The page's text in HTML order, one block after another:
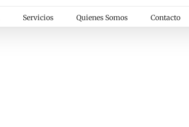
Servicios Quienes Somos Contacto